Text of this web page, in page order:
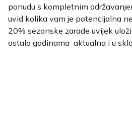
ponudu s kompletnim
uvid kolika vam je potencijalna
20% sezonske zarade uvijek
ostala godinama aktualna i u